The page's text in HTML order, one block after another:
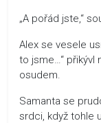
„A pořád jste,“
Alex se vesele
to jsme…“ přikývl
osudem.
Samanta se
srdci, když tohle